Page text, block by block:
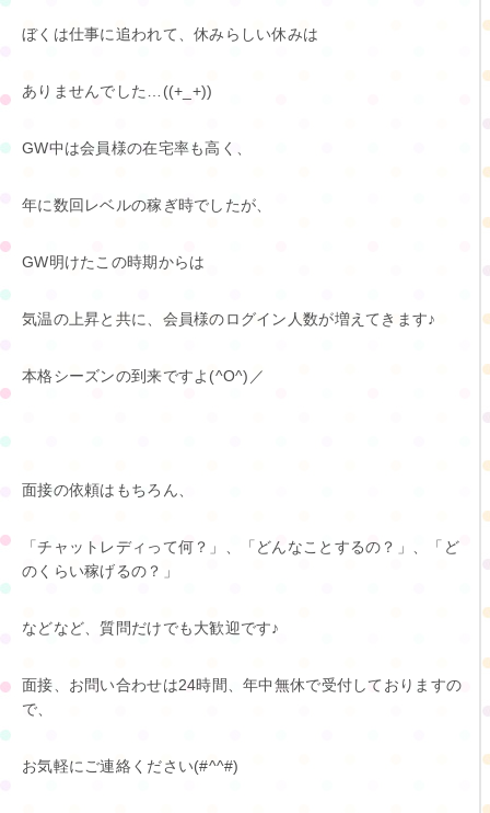
ぼくは仕事に追われて、休みらしい休みは
ありませんでした…((+_+))
GW中は会員様の在宅率も高く、
年に数回レベルの稼ぎ時でしたが、
GW明けたこの時期からは
気温の上昇と共に、会員様のログイン人数が増えてきます♪
本格シーズンの到来ですよ(^O^)／
面接の依頼はもちろん、
「チャットレディって何？」、「どんなことするの？」、「ど
のくらい稼げるの？」
などなど、質問だけでも大歓迎です♪
面接、お問い合わせは24時間、年中無休で受付しておりますの
で、
お気軽にご連絡ください(#^^#)